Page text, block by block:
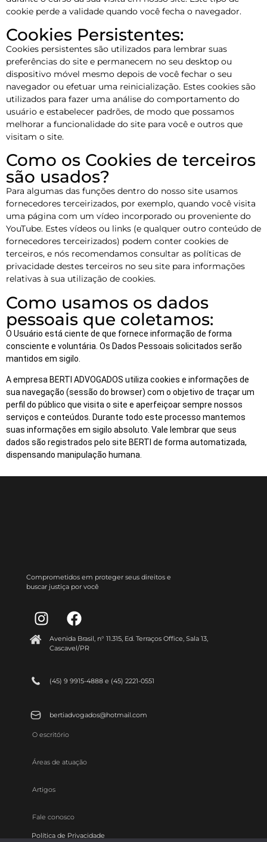
cookie perde a validade quando você fecha o navegador.
Cookies Persistentes:
Cookies persistentes são utilizados para lembrar suas
preferências do site e permanecem no seu desktop ou
dispositivo móvel mesmo depois de você fechar o seu
navegador ou efetuar uma reinicialização. Estes cookies são
utilizados para fazer uma análise do comportamento do
usuário e estabelecer padrões, de modo que possamos
melhorar a funcionalidade do site para você e outros que
visitam o site.
Como os Cookies de terceiros
são usados?
Para algumas das funções dentro do nosso site usamos
fornecedores terceirizados, por exemplo, quando você visita
uma página com um vídeo incorporado ou proveniente do
YouTube. Estes vídeos ou links (e qualquer outro conteúdo de
fornecedores terceirizados) podem conter cookies de
terceiros, e nós recomendamos consultar as políticas de
privacidade destes terceiros no seu site para informações
relativas à sua utilização de cookies.
Como usamos os dados
pessoais que coletamos:
O Usuário está ciente de que fornece informação de forma
consciente e voluntária. Os Dados Pessoais solicitados serão
mantidos em sigilo.
A empresa BERTI ADVOGADOS utiliza cookies e informações de
sua navegação (sessão do browser) com o objetivo de traçar um
perfil do público que visita o site e aperfeiçoar sempre nossos
serviços e conteúdos. Durante todo este processo mantemos
suas informações em sigilo absoluto. Vale lembrar que seus
dados são registrados pelo site BERTI de forma automatizada,
dispensando manipulação humana.
Comprometidos em proteger seus direitos e
buscar justiça por você
Avenida Brasil, n° 11.315, Ed. Terraços Office, Sala 13,
Cascavel/PR
(45) 9 9915-4888 e (45) 2221-0551
bertiadvogados@hotmail.com
O escritório
Áreas de atuação
Artigos
Fale conosco
Política de Privacidade